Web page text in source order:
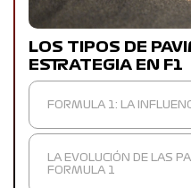
LOS TIPOS DE
ESTRATEGIA EN F1
FORMULA 1: LA
LA EVOLUCIÓN DE LAS
FORMULA 1